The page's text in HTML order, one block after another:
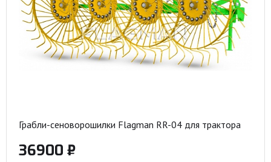
Грабли-сеноворошилки Flagman RR-04 для трактора
36900 ₽